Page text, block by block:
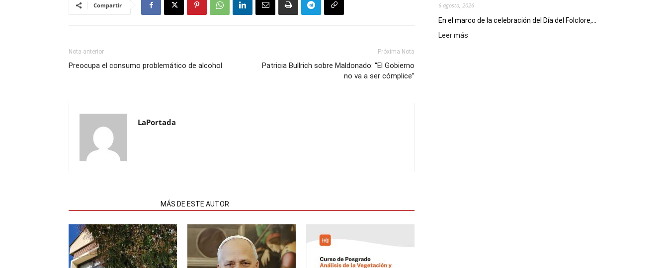
Compartir
Nota anterior
Preocupa el consumo problemático de alcohol
Próxima Nota
Patricia Bullrich sobre Maldonado: “El Gobierno
no va a ser cómplice”
LaPortada
MÁS DE ESTE AUTOR
6 agosto, 2026
En el marco de la celebración del Día del Folclore,...
Leer más